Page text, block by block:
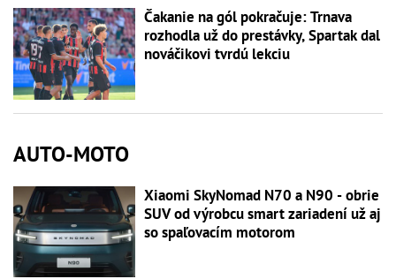
Čakanie na gól pokračuje: Trnava
rozhodla už do prestávky, Spartak dal
nováčikovi tvrdú lekciu
AUTO-MOTO
Xiaomi SkyNomad N70 a N90 - obrie
SUV od výrobcu smart zariadení už aj
so spaľovacím motorom